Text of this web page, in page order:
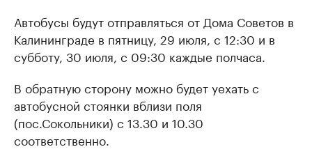
Автобусы будут отправляться от Дома Советов в
Калининграде в пятницу, 29 июля, с 12:30 и в
субботу, 30 июля, с 09:30 каждые полчаса.
В обратную сторону можно будет уехать с
автобусной стоянки вблизи поля
(пос.Сокольники) с 13.30 и 10.30
соответственно.